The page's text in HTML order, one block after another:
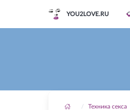
YOU2LOVE.RU
Техника секса